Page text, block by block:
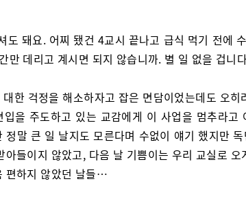
도 돼요. 어찌 됐건 4교시 끝나고 급식 먹기 전에
만 데리고 계시면 되지 않습니까. 별 일 없을 겁니
한 걱정을 해소하자고 잡은 면담이었는데도 오히
입을 주도하고 있는 교감에게 이 사업을 멈추라고
정말 큰 일 날지도 모른다며 수없이 얘기 했지만
아들이지 않았고, 다음 날 기쁨이는 우리 교실로 오
편하지 않았던 날들…